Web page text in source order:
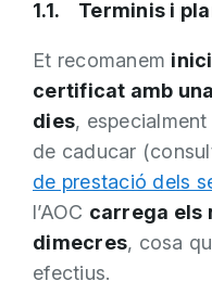
1.1. Terminis i
Et recomanem
certificat amb
dies,
de caducar
de prestació dels
l’AOC carrega els
dimecres, cosa
efectius.